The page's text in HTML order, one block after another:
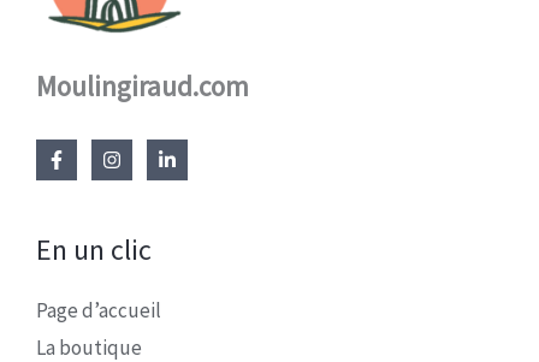
Moulingiraud.com
En un clic
Page d’accueil
La boutique